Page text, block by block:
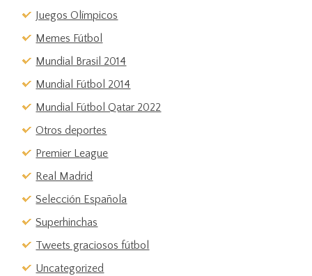
Juegos Olímpicos
Memes Fútbol
Mundial Brasil 2014
Mundial Fútbol 2014
Mundial Fútbol Qatar 2022
Otros deportes
Premier League
Real Madrid
Selección Española
Superhinchas
Tweets graciosos fútbol
Uncategorized